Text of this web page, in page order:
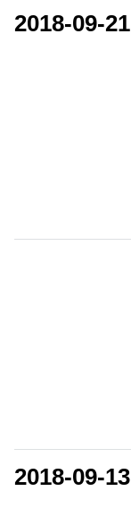
2018-09-21
2018-09-13